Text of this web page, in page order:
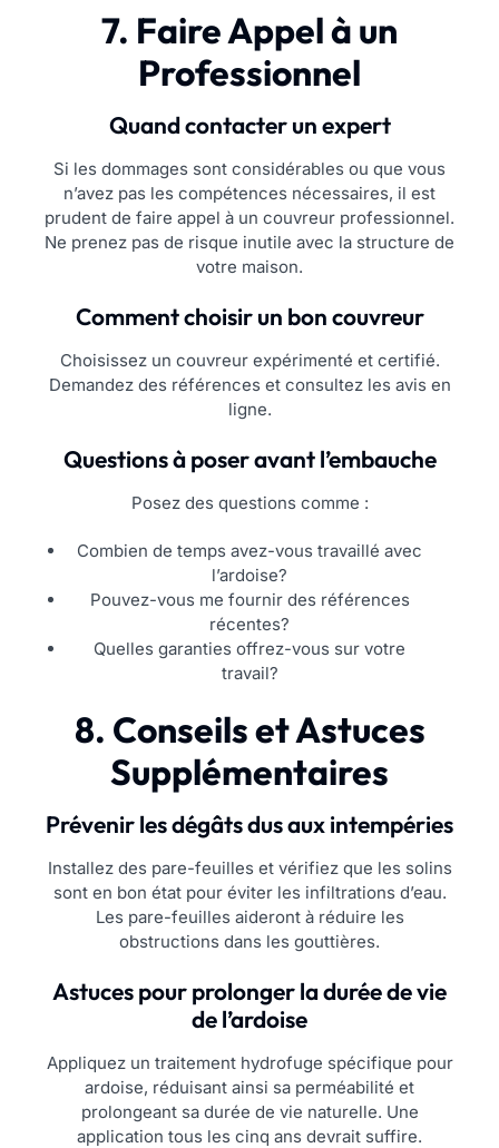
7. Faire Appel à un
Professionnel
Quand contacter un expert
Si les dommages sont considérables ou que vous
n’avez pas les compétences nécessaires, il est
prudent de faire appel à un couvreur professionnel.
Ne prenez pas de risque inutile avec la structure de
votre maison.
Comment choisir un bon couvreur
Choisissez un couvreur expérimenté et certifié.
Demandez des références et consultez les avis en
ligne.
Questions à poser avant l’embauche
Posez des questions comme :
Combien de temps avez-vous travaillé avec
l’ardoise?
Pouvez-vous me fournir des références
récentes?
Quelles garanties offrez-vous sur votre
travail?
8. Conseils et Astuces
Supplémentaires
Prévenir les dégâts dus aux intempéries
Installez des pare-feuilles et vérifiez que les solins
sont en bon état pour éviter les infiltrations d’eau.
Les pare-feuilles aideront à réduire les
obstructions dans les gouttières.
Astuces pour prolonger la durée de vie
de l’ardoise
Appliquez un traitement hydrofuge spécifique pour
ardoise, réduisant ainsi sa perméabilité et
prolongeant sa durée de vie naturelle. Une
application tous les cinq ans devrait suffire.